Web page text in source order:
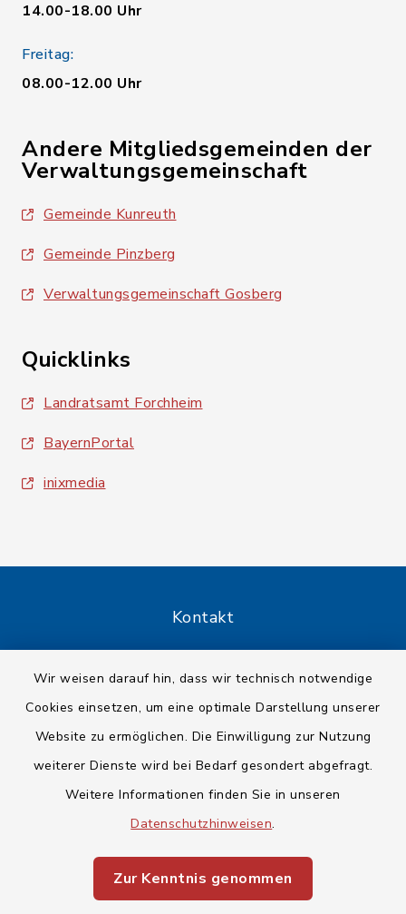
Wir weisen darauf hin, dass wir technisch notwendige
Cookies einsetzen, um eine optimale Darstellung unserer
Website zu ermöglichen. Die Einwilligung zur Nutzung
weiterer Dienste wird bei Bedarf gesondert abgefragt.
Weitere Informationen finden Sie in unseren
Datenschutzhinweisen.
Zur Kenntnis genommen
14.00-18.00 Uhr
Freitag:
08.00-12.00 Uhr
Andere Mitgliedsgemeinden der
Verwaltungsgemeinschaft
Gemeinde Kunreuth
Gemeinde Pinzberg
Verwaltungsgemeinschaft Gosberg
Quicklinks
Landratsamt Forchheim
BayernPortal
inixmedia
Kontakt
Datenschutz
Impressum
Sitemap
Cookie-Einstellungen